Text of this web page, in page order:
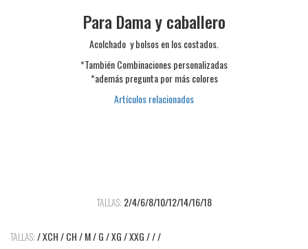
Para Dama y caballero
Acolchado y bolsos en los costados.
*También Combinaciones personalizadas
*además pregunta por más colores
Artículos relacionados
TALLAS: 2/4/6/8/10/12/14/16/18
TALLAS:/ XCH / CH / M / G / XG / XXG / / /